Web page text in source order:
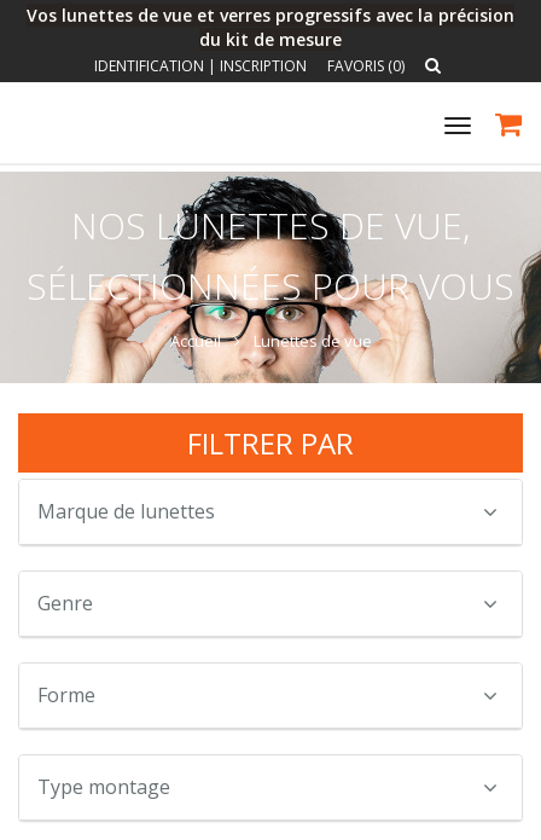
Vos lunettes de vue et verres progressifs avec la précision
du kit de mesure
IDENTIFICATION | INSCRIPTION FAVORIS (0)
Toggle
NOS LUNETTES DE VUE,
SÉLECTIONNÉES POUR VOUS
Accueil Lunettes de vue
FILTRER PAR
Marque de lunettes
Genre
Forme
Type montage